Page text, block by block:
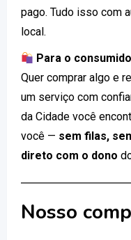
pago. Tudo isso com
local.
Para o
Quer comprar algo e
um serviço com
da Cidade você
você — sem filas,
direto com o dono
Nosso